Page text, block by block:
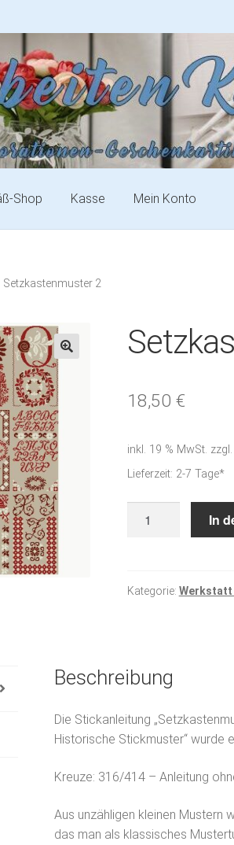
Shop Kasse Mein Konto
Setzkastenmuster 2
18,50 €
inkl. 19 % MwSt. zzgl.
Lieferzeit: 2-7 Tage*
In
Kategorie:
Beschreibung
Die Stickanleitung
Historische Stickmuster“ wurde
Kreuze: 316/414 – Anleitung
Aus unzähligen kleinen Mustern
das man als klassisches